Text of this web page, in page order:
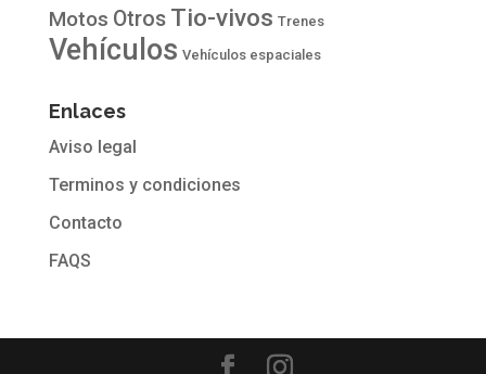
Motos Otros Tio-vivos Trenes
Vehículos Vehículos espaciales
Enlaces
Aviso legal
Terminos y condiciones
Contacto
FAQS